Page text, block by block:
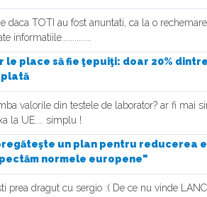
daca TOTI au fost anuntati, ca la o
informatiile..............
le place să fie ţepuiţi: doar 20%
valorile din testele de laborator? ar fi mai
la UE.... simplu !
un plan pentru reducerea
normele europene"
prea dragut cu sergio :( De ce nu vinde